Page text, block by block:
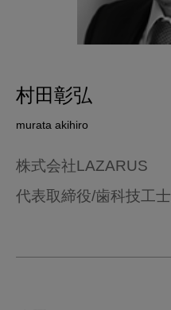
村田彰弘
murata akihiro
株式会社LAZARUS
代表取締役/歯科技工士